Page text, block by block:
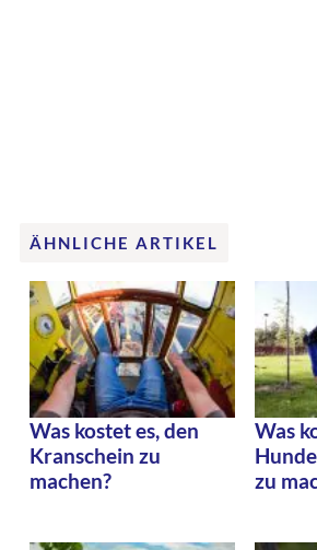
ÄHNLICHE ARTIKEL
Was kostet es, den
Kranschein zu
machen?
Was
zu